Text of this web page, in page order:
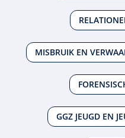
MISBRUIK EN
GGZ JEUGD EN